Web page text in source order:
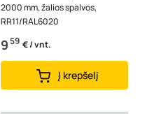
2000 mm, žalios spalvos,
RR11/RAL6020
959 € / vnt.
Į krepšelį